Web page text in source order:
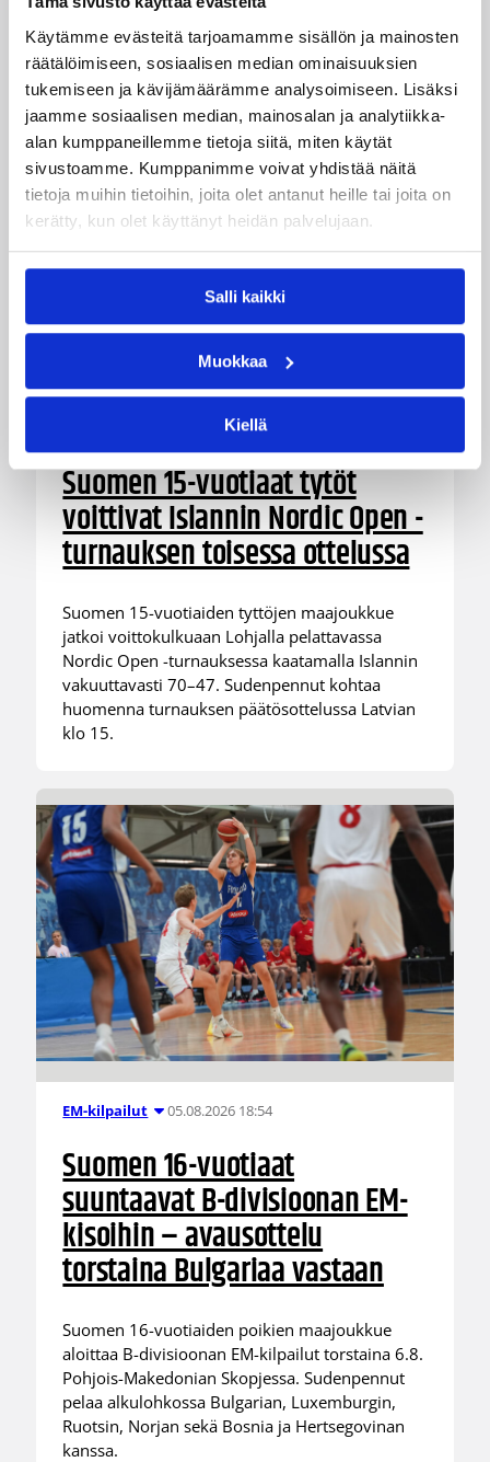
Käytämme evästeitä tarjoamamme sisällön ja mainosten
räätälöimiseen, sosiaalisen median ominaisuuksien
tukemiseen ja kävijämäärämme analysoimiseen. Lisäksi
jaamme sosiaalisen median, mainosalan ja analytiikka-
alan kumppaneillemme tietoja siitä, miten käytät
sivustoamme. Kumppanimme voivat yhdistää näitä
tietoja muihin tietoihin, joita olet antanut heille tai joita on
kerätty, kun olet käyttänyt heidän palvelujaan.
Salli kaikki
Muokkaa
Kiellä
Naisten Korisliiga-kauteen valmistautuva
Vimpelin Veto on tehnyt pelaajasopimuksen
yhdysvaltalaispelaaja Melanie Hoytin kanssa.
05.08.2026 20:08
Suomen 15-vuotiaat tytöt
voittivat Islannin Nordic Open -
turnauksen toisessa ottelussa
Suomen 15-vuotiaiden tyttöjen maajoukkue
jatkoi voittokulkuaan Lohjalla pelattavassa
Nordic Open -turnauksessa kaatamalla Islannin
vakuuttavasti 70–47. Sudenpennut kohtaa
huomenna turnauksen päätösottelussa Latvian
klo 15.
EM-kilpailut 05.08.2026 18:54
Suomen 16-vuotiaat
suuntaavat B-divisioonan EM-
kisoihin – avausottelu
torstaina Bulgariaa vastaan
Suomen 16-vuotiaiden poikien maajoukkue
aloittaa B-divisioonan EM-kilpailut torstaina 6.8.
Pohjois-Makedonian Skopjessa. Sudenpennut
pelaa alkulohkossa Bulgarian, Luxemburgin,
Ruotsin, Norjan sekä Bosnia ja Hertsegovinan
kanssa.